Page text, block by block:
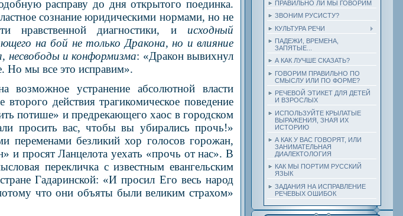
расправу до дня открытого поединка.
сознание юридическими нормами, но не
нравственной диагностики, и исходный
на бой не только Дракона, но и влияние
несвободы и конформизма: «Дракон вывихнул
Но мы все это исправим».
возможное устранение абсолютной власти
действия трагикомическое поведение
потише» и предрекающего хаос в городском
просить вас, чтобы вы убирались прочь!»
переменами безликий хор голосов горожан,
и просят Ланцелота уехать «прочь от нас». В
перекличка с известным евангельским
Гадаринской: «И просил Его весь народ
что они объяты были великим страхом»
ПРАВИЛЬНО ЛИ МЫ ГОВОРИМ
ЗВОНИМ РУСИСТУ?
КУЛЬТУРА РЕЧИ
ПАДЕЖИ, ВРЕМЕНА,
ЗАПЯТЫЕ...
А КАК ЛУЧШЕ СКАЗАТЬ?
ГОВОРИМ ПРАВИЛЬНО ПО
СМЫСЛУ ИЛИ ПО ФОРМЕ?
РЕЧЕВОЙ ЭТИКЕТ ДЛЯ ДЕТЕЙ
И ВЗРОСЛЫХ
ИСПОЛЬЗУЙТЕ КРЫЛАТЫЕ
ВЫРАЖЕНИЯ, ЗНАЯ ИХ
ИСТОРИЮ
А КАК У ВАС ГОВОРЯТ, ИЛИ
ЗАНИМАТЕЛЬНАЯ
ДИАЛЕКТОЛОГИЯ
КАК МЫ ПОРТИМ РУССКИЙ
ЯЗЫК
ЗАДАНИЯ НА ИСПРАВЛЕНИЕ
РЕЧЕВЫХ ОШИБОК